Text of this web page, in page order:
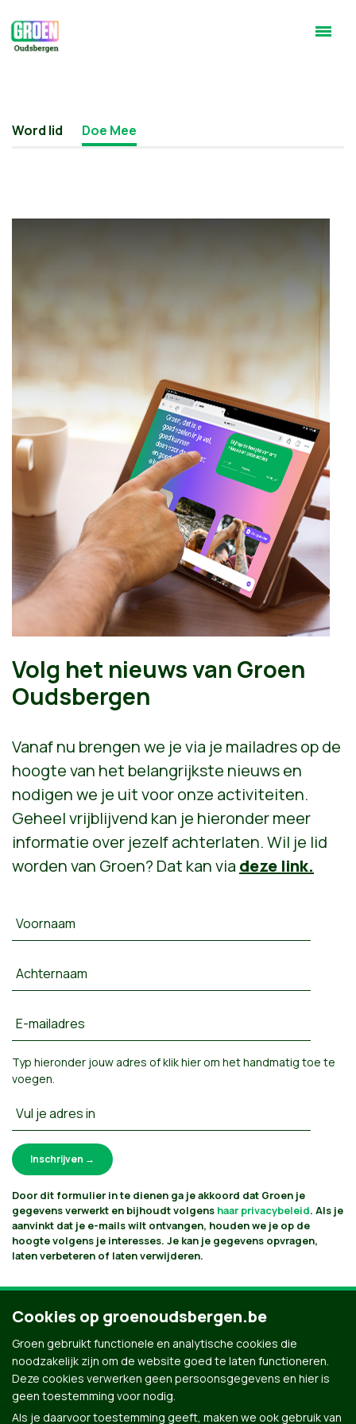
Word lid Doe Mee
Volg het nieuws van Groen
Oudsbergen
Vanaf nu brengen we je via je mailadres op de
hoogte van het belangrijkste nieuws en
nodigen we je uit voor onze activiteiten.
Geheel vrijblijvend kan je hieronder meer
informatie over jezelf achterlaten. Wil je lid
worden van Groen? Dat kan via deze link.
Voornaam
Achternaam
E-mailadres
Typ hieronder jouw adres ofklik hier om het handmatig toe te
voegen.
Vul je adres in
Door dit formulier in te dienen ga je akkoord dat Groen je
gegevens verwerkt en bijhoudt volgens haar privacybeleid. Als je
aanvinkt dat je e-mails wilt ontvangen, houden we je op de
hoogte volgens je interesses. Je kan je gegevens opvragen,
laten verbeteren of laten verwijderen.
Cookies op groenoudsbergen.be
Groen gebruikt functionele en analytische cookies die
noodzakelijk zijn om de website goed te laten functioneren.
Deze cookies verwerken geen persoonsgegevens en hier is
geen toestemming voor nodig.
Als je daarvoor toestemming geeft, maken we ook gebruik van